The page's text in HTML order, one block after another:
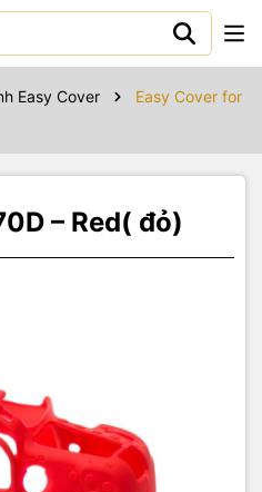
Easy Cover
Easy Cover for
– Red( đỏ)